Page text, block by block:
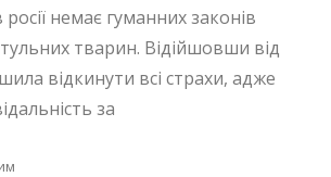
немає гуманних законів
тварин. Відійшовши від
відкинути всі страхи, адже
за